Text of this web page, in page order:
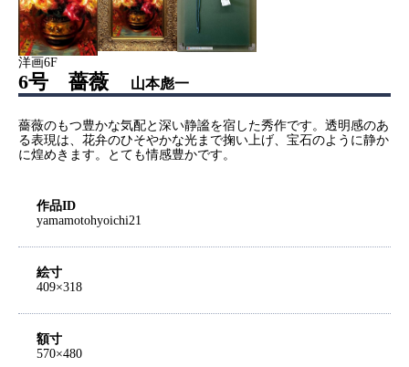
洋画6F
6号 薔薇 山本彪一
薔薇のもつ豊かな気配と深い静謐を宿した秀作です。透明感のあ
る表現は、花弁のひそやかな光まで掬い上げ、宝石のように静か
に煌めきます。とても情感豊かです。
作品ID
yamamotohyoichi21
絵寸
409×318
額寸
570×480